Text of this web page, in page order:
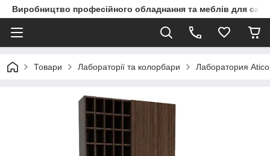
Виробництво професійного обладнання та меблів для
Товари Лабораторії та колорбари Лаборатория Atico